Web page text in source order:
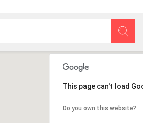
This page can't load
Do you own this website?